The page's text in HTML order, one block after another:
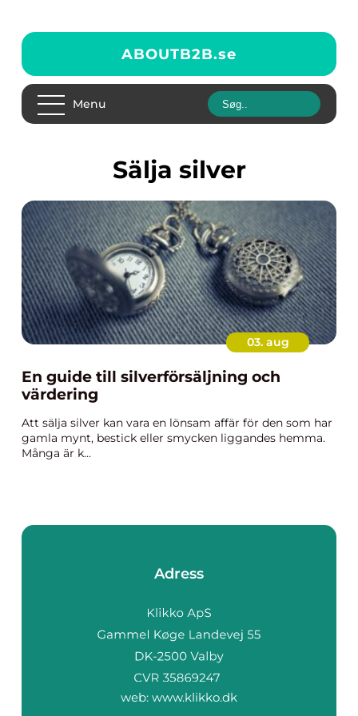
ABOUTB2B.se
Menu
sälja silver
03. aug
En guide till silverförsäljning och
värdering
Att sälja silver kan vara en lönsam affär för den som har
gamla mynt, bestick eller smycken liggandes hemma.
Många är k...
Adress
web: www.klikko.dk